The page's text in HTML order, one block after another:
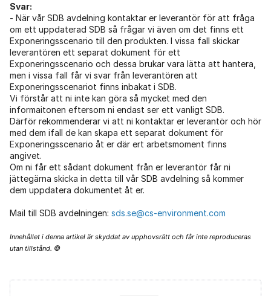
Svar:
- När vår SDB avdelning kontaktar er leverantör för att fråga
om ett uppdaterad SDB så frågar vi även om det finns ett
Exponeringsscenario till den produkten. I vissa fall skickar
leverantören ett separat dokument för ett
Exponeringsscenario och dessa brukar vara lätta att hantera,
men i vissa fall får vi svar från leverantören att
Exponeringsscenariot finns inbakat i SDB.
Vi förstår att ni inte kan göra så mycket med den
informaitonen eftersom ni endast ser ett vanligt SDB.
Därför rekommenderar vi att ni kontaktar er leverantör och hör
med dem ifall de kan skapa ett separat dokument för
Exponeringsscenario åt er där ert arbetsmoment finns
angivet.
Om ni får ett sådant dokument från er leverantör får ni
jättegärna skicka in detta till vår SDB avdelning så kommer
dem uppdatera dokumentet åt er.
Mail till SDB avdelningen: sds.se@cs-environment.com
Innehållet i denna artikel är skyddat av upphovsrätt och får inte reproduceras
utan tillstånd. ©